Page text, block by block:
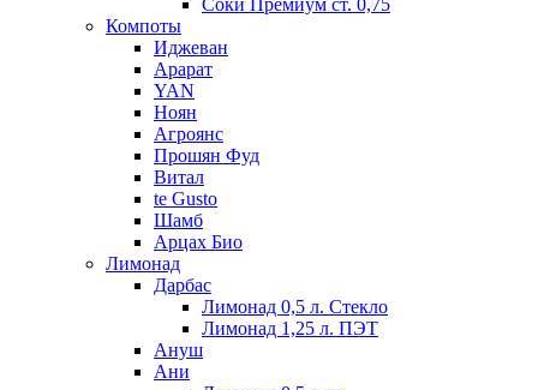
Соки Премиум ст. 0,75
Компоты
Иджеван
Арарат
YAN
Ноян
Агроянс
Прошян Фуд
Витал
te Gusto
Шамб
Арцах Био
Лимонад
Дарбас
Лимонад 0,5 л. Стекло
Лимонад 1,25 л. ПЭТ
Ануш
Ани